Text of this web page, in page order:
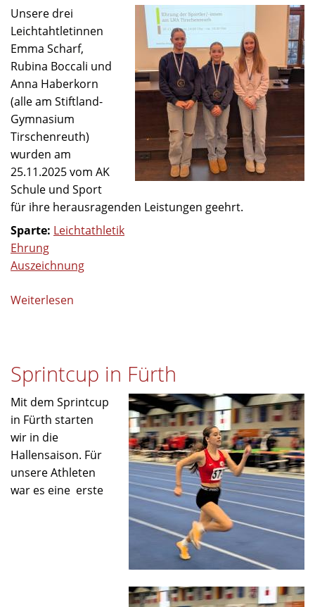
Unsere drei
Leichtahtletinnen
Emma Scharf,
Rubina Boccali und
Anna Haberkorn
(alle am Stiftland-
Gymnasium
Tirschenreuth)
wurden am
25.11.2025 vom AK
Schule und Sport
für ihre herausragenden Leistungen geehrt.
Sparte: Leichtathletik
Ehrung
Auszeichnung
Weiterlesen
Schule
und
Sport
des
Landkreises
Tirschenreuth
Sprintcup in Fürth
Mit dem Sprintcup
in Fürth starten
wir in die
Hallensaison. Für
unsere Athleten
war es eine erste